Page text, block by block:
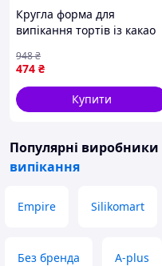
Кругла форма для
випікання тортів із какао
кулінарії та десертів ТМ
АЛЕАНА
474 ₴
948₴
Купити
Популярні виробники
випікання
Empire Silikomart
Без бренда A-plus